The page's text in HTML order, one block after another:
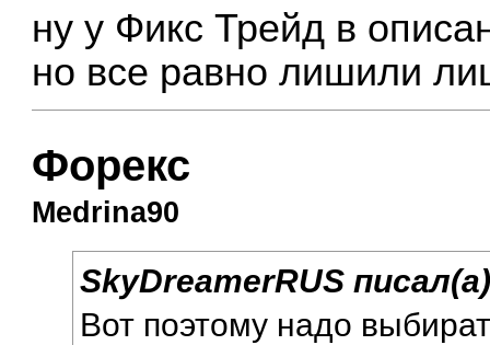
ну у Фикс Трейд в
но все равно лишили
Форекс
Medrina90
SkyDreamerRUS
Вот поэтому надо